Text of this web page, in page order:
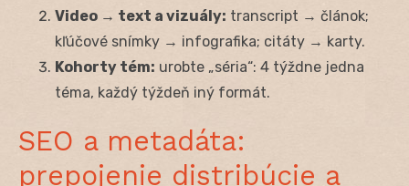
Video → text a vizuály: transcript → článok;
kľúčové snímky → infografika; citáty → karty.
Kohorty tém: urobte „séria“: 4 týždne jedna
téma, každý týždeň iný formát.
SEO a metadáta:
prepojenie distribúcie a